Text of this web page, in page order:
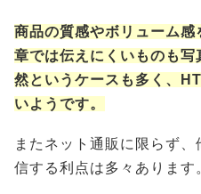
商品の質感やボリューム
章では伝えにくいものも
然というケースも多く、
いようです。
またネット通販に限らず
信する利点は多々あります